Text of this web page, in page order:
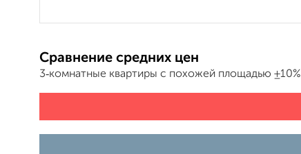
Сравнение средних цен
3‑комнатные квартиры с похожей площадью ±10%